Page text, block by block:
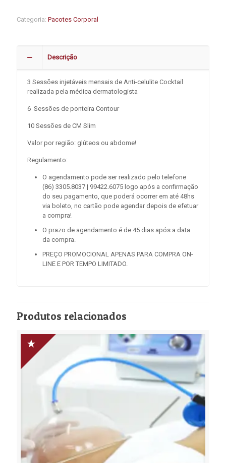
Categoria: Pacotes Corporal
Descrição
3 Sessões injetáveis mensais de Anti-celulite Cocktail
realizada pela médica dermatologista
6 Sessões de ponteira Contour
10 Sessões de CM Slim
Valor por região: glúteos ou abdome!
Regulamento:
O agendamento pode ser realizado pelo telefone
(86) 3305.8037 | 99422.6075 logo após a confirmação
do seu pagamento, que poderá ocorrer em até 48hs
via boleto, no cartão pode agendar depois de efetuar
a compra!
O prazo de agendamento é de 45 dias após a data
da compra.
PREÇO PROMOCIONAL APENAS PARA COMPRA ON-
LINE E POR TEMPO LIMITADO.
Produtos relacionados